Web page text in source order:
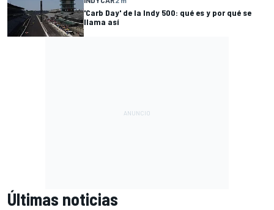
'Carb Day' de la Indy 500: qué es y por qué se
llama así
Últimas noticias